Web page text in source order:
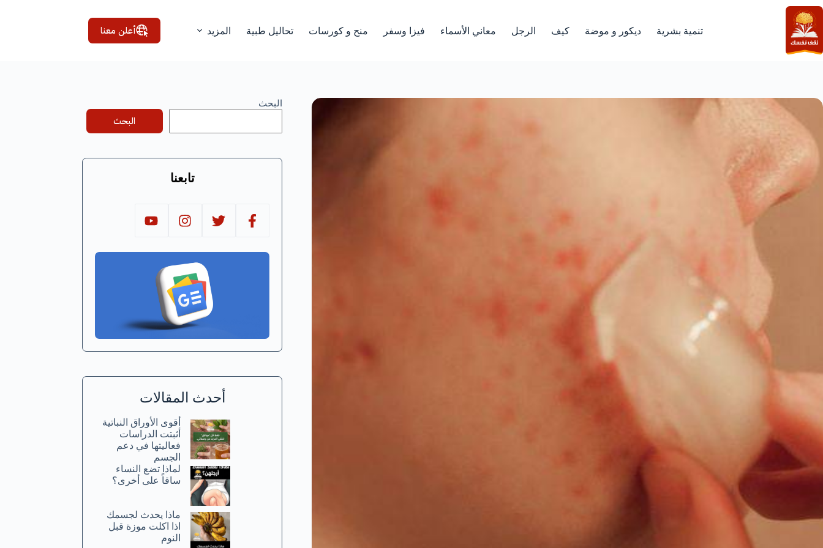
التجاوز
إلى
المحتوى
تنمية بشرية ديكور و موضة كيف الرجل معاني الأسماء فيزا وسفر منح و كورسات تحاليل طبية المزيد أعلن معنا
البحث
البحث
تابعنا
أحدث المقالات
أقوى الأوراق النباتية
أثبتت الدراسات
فعاليتها في دعم
الجسم
لماذا تضع النساء
ساقاً على أخرى؟
ماذا يحدث لجسمك
اذا اكلت موزة قبل
النوم